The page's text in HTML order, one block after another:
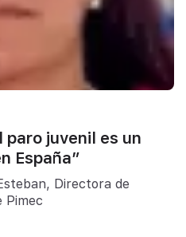
juvenil es un
España”
Directora de
Pimec